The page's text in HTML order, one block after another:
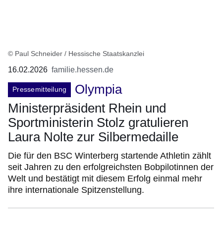
© Paul Schneider / Hessische Staatskanzlei
16.02.2026 familie.hessen.de
Pressemitteilung
Olympia
Ministerpräsident Rhein und
Sportministerin Stolz gratulieren
Laura Nolte zur Silbermedaille
Die für den BSC Winterberg startende Athletin zählt
seit Jahren zu den erfolgreichsten Bobpilotinnen der
Welt und bestätigt mit diesem Erfolg einmal mehr
ihre internationale Spitzenstellung.